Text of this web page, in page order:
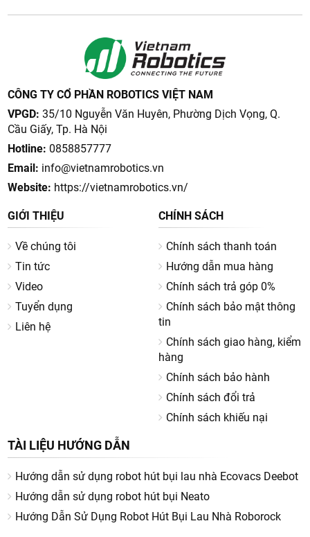
CÔNG TY CỔ PHẦN ROBOTICS VIỆT NAM
VPGD: 35/10 Nguyễn Văn Huyên, Phường Dịch Vọng, Q.
Cầu Giấy, Tp. Hà Nội
Hotline: 0858857777
Email: info@vietnamrobotics.vn
Website: https://vietnamrobotics.vn/
GIỚI THIỆU
Về chúng tôi
Tin tức
Video
Tuyển dụng
Liên hệ
CHÍNH SÁCH
Chính sách thanh toán
Hướng dẫn mua hàng
Chính sách trả góp 0%
Chính sách bảo mật thông
tin
Chính sách giao hàng, kiểm
hàng
Chính sách bảo hành
Chính sách đổi trả
Chính sách khiếu nại
TÀI LIỆU HƯỚNG DẪN
Hướng dẫn sử dụng robot hút bụi lau nhà Ecovacs Deebot
Hướng dẫn sử dụng robot hút bụi Neato
Hướng Dẫn Sử Dụng Robot Hút Bụi Lau Nhà Roborock